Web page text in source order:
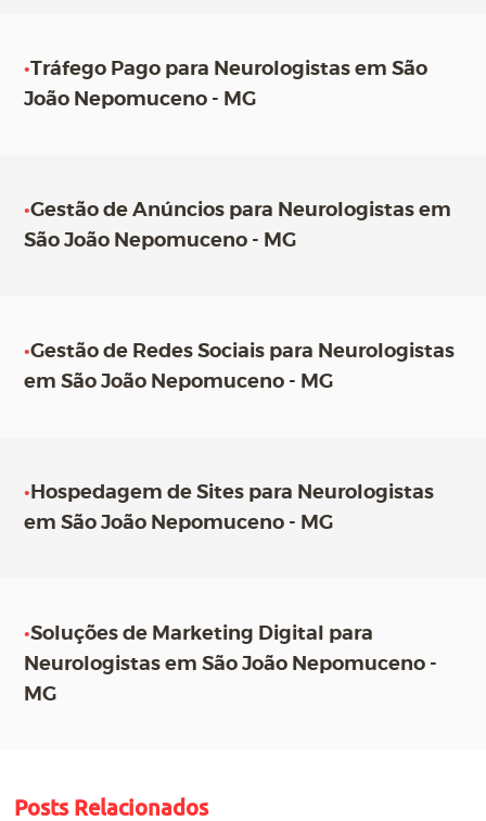
•Tráfego Pago para Neurologistas em São
João Nepomuceno - MG
•Gestão de Anúncios para Neurologistas em
São João Nepomuceno - MG
•Gestão de Redes Sociais para Neurologistas
em São João Nepomuceno - MG
• Hospedagem de Sites para Neurologistas
em São João Nepomuceno - MG
•Soluções de Marketing Digital para
Neurologistas em São João Nepomuceno -
MG
Posts Relacionados